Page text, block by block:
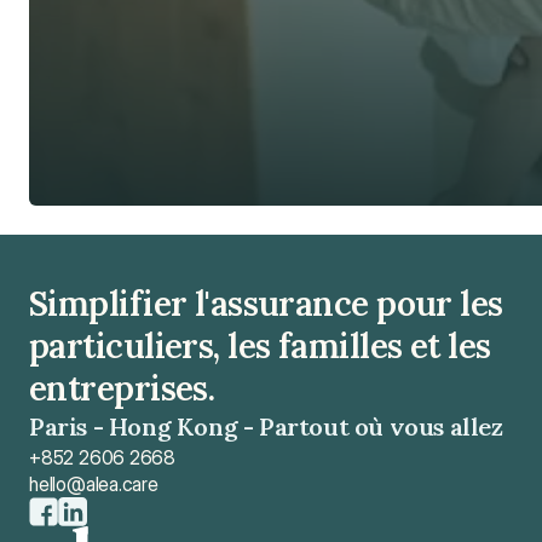
Simplifier l'assurance pour les
particuliers, les familles et les
entreprises.
Paris - Hong Kong - Partout où vous allez
+852 2606 2668
hello@alea.care